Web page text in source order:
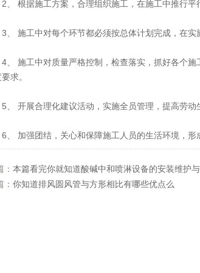
根据施工方案，合理组织施工，在施工中推行平
施工中对每个环节都必须按总体计划完成，在实
施工中对质量严格控制，检查落实，抓好各个施
求。
开展合理化建议活动，实施全员管理，提高劳动
加强团结，关心和保障施工人员的生活环境，形
： 本篇看完你就知道酸碱中和喷淋设备的安装维护
你知道排风圆风管与方形相比有哪些优点么